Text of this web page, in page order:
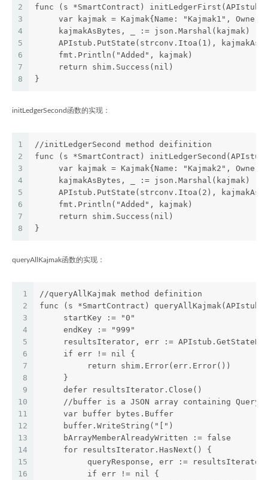
2
3
4
5
6
7
8
func (s *SmartContract) initLedgerFirst(APIstub
var kajmak = Kajmak{Name: "Kajmak1",
     kajmakAsBytes, _ := json.Marshal(kajmak)
APIstub.PutState(strconv.Itoa(1),
     fmt.Println("Added", kajmak)
     return shim.Success(nil)
}
initLedgerSecond函数的实现：
1
2
3
4
5
6
7
8
//initLedgerSecond method deifinition
func (s *SmartContract)
var kajmak = Kajmak{Name: "Kajmak2",
     kajmakAsBytes, _ := json.Marshal(kajmak)
APIstub.PutState(strconv.Itoa(2),
     fmt.Println("Added", kajmak)
     return shim.Success(nil)
}
queryAllKajmak函数的实现：
1
2
3
4
5
6
7
8
9
10
11
12
13
14
15
16
//queryAllKajmak method definition
func (s *SmartContract) queryAllKajmak(APIstub
     startKey := "0"
     endKey := "999"
resultsIterator, err :=
     if err != nil {
          return shim.Error(err.Error())
     }
     defer resultsIterator.Close()
//buffer is a JSON array containing
     var buffer bytes.Buffer
     buffer.WriteString("[")
     bArrayMemberAlreadyWritten := false
     for resultsIterator.HasNext() {
queryResponse, err :=
          if err != nil {